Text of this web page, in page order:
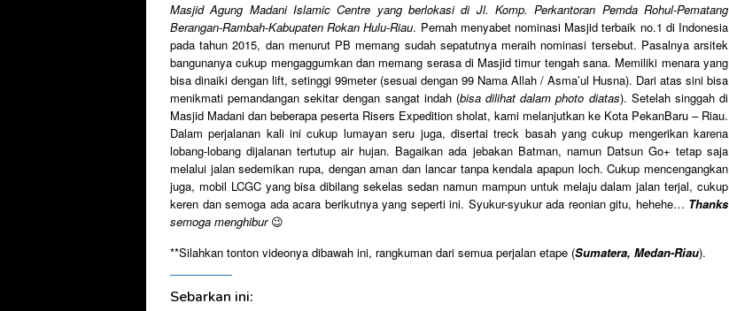
Masjid Agung Madani Islamic Centre yang berlokasi di Jl. Komp. Perkantoran Pemda Rohul-Pematang
Berangan-Rambah-Kabupaten Rokan Hulu-Riau. Pernah menyabet nominasi Masjid terbaik no.1 di Indonesia
pada tahun 2015, dan menurut PB memang sudah sepatutnya meraih nominasi tersebut. Pasalnya arsitek
bangunanya cukup mengaggumkan dan memang serasa di Masjid timur tengah sana. Memiliki menara yang
bisa dinaiki dengan lift, setinggi 99meter (sesuai dengan 99 Nama Allah / Asma’ul Husna). Dari atas sini bisa
menikmati pemandangan sekitar dengan sangat indah (bisa dilihat dalam photo diatas). Setelah singgah di
Masjid Madani dan beberapa peserta Risers Expedition sholat, kami melanjutkan ke Kota PekanBaru – Riau.
Dalam perjalanan kali ini cukup lumayan seru juga, disertai treck basah yang cukup mengerikan karena
lobang-lobang dijalanan tertutup air hujan. Bagaikan ada jebakan Batman, namun Datsun Go+ tetap saja
melalui jalan sedemikan rupa, dengan aman dan lancar tanpa kendala apapun loch. Cukup mencengangkan
juga, mobil LCGC yang bisa dibilang sekelas sedan namun mampun untuk melaju dalam jalan terjal, cukup
keren dan semoga ada acara berikutnya yang seperti ini. Syukur-syukur ada reonian gitu, hehehe… Thanks
semoga menghibur😉
**Silahkan tonton videonya dibawah ini, rangkuman dari semua perjalan etape (Sumatera, Medan-Riau).
Sebarkan ini: